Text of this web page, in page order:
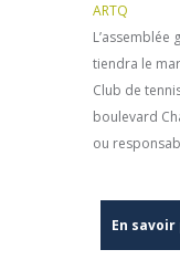
ARTQ
L’assemblée
tiendra le
Club de
boulevard
ou
En savoir